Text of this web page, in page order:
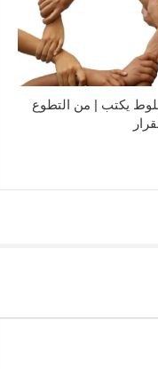
يكتب | من التطوع